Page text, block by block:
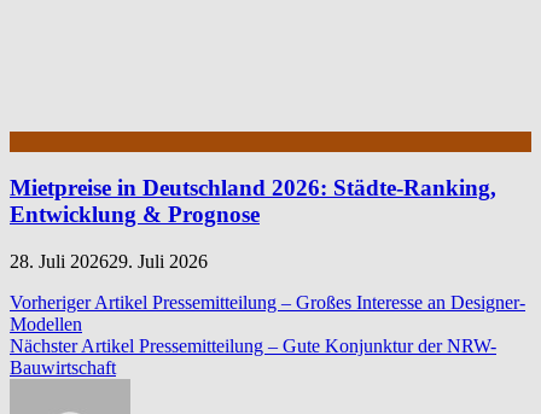
Mietpreise in Deutschland 2026: Städte-Ranking,
Entwicklung & Prognose
28. Juli 202629. Juli 2026
Beitragsnavigation
Vorheriger Artikel Pressemitteilung – Großes Interesse an Designer-
Modellen
Nächster Artikel Pressemitteilung – Gute Konjunktur der NRW-
Bauwirtschaft